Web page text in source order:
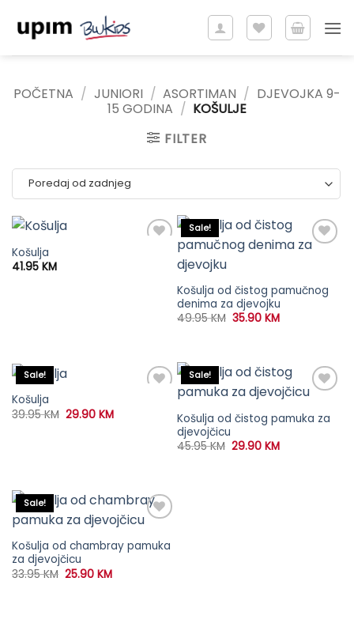
POČETNA / JUNIORI / ASORTIMAN / DJEVOJKA 9-
15 GODINA / KOŠULJE
FILTER
Košulja
41.95 KM
Sale!
Košulja od čistog pamučnog
denima za djevojku
49.95KM Original
35.90KMCurrent
Sale!
Košulja
39.95KM Original
29.90KMCurrent
Sale!
Košulja od čistog pamuka za
djevojčicu
45.95KM Original
29.90KMCurrent
Sale!
Košulja od chambray pamuka
za djevojčicu
33.95KM Original
25.90KMCurrent